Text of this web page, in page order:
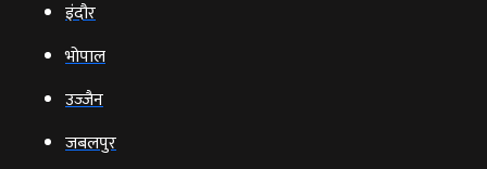
इंदौर
भोपाल
उज्‍जैन
जबलपुर